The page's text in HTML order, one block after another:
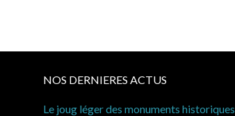
NOS DERNIERES ACTUS
Le joug léger des monuments historiques